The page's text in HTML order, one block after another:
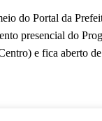
do Portal da
presencial do
e fica aberto de